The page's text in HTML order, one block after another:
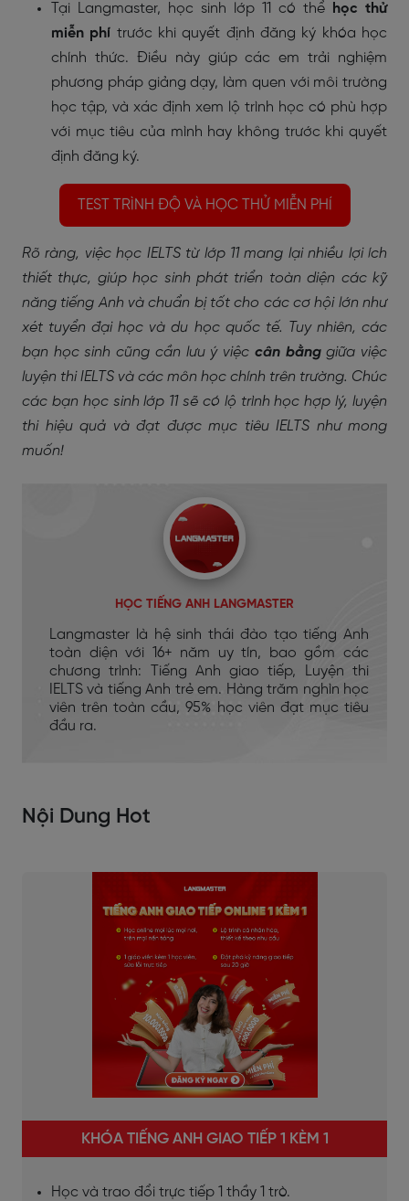
Tại
Langmaster, học sinh lớp 11 có thể
học thử
miễn phí trước khi quyết định đăng ký khóa học
chính thức. Điều này giúp các em trải nghiệm
phương pháp giảng dạy, làm quen với môi trường
học tập, và xác định xem lộ trình học có phù hợp
với mục tiêu của mình hay không trước khi quyết
định đăng ký.
TEST TRÌNH ĐỘ VÀ HỌC THỬ MIỄN PHÍ
Rõ ràng, việc học IELTS từ lớp 11 mang lại nhiều lợi ích
thiết thực, giúp học sinh phát triển toàn diện các kỹ
năng tiếng Anh và chuẩn bị tốt cho các cơ hội lớn như
xét tuyển đại học và du học quốc tế. Tuy nhiên, các
bạn học sinh cũng cần lưu ý việc cân bằnggiữa việc
luyện thi IELTS và các môn học chính trên trường. Chúc
các bạn học sinh lớp 11 sẽ có lộ trình học hợp lý, luyện
thi hiệu quả và đạt được mục tiêu IELTS như mong
muốn!
HỌC TIẾNG ANH LANGMASTER
Langmaster là hệ sinh thái đào tạo tiếng Anh
toàn diện với 16+ năm uy tín, bao gồm các
chương trình: Tiếng Anh giao tiếp, Luyện thi
IELTS và tiếng Anh trẻ em. Hàng trăm nghìn học
viên trên toàn cầu, 95% học viên đạt mục tiêu
đầu ra.
Nội Dung Hot
KHÓA TIẾNG ANH GIAO TIẾP 1 KÈM 1
Học và trao đổi trực tiếp 1 thầy 1 trò.